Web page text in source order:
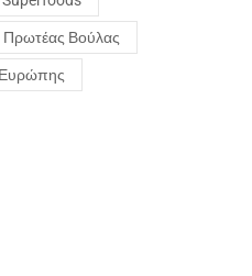
Πρωτέας Βούλας